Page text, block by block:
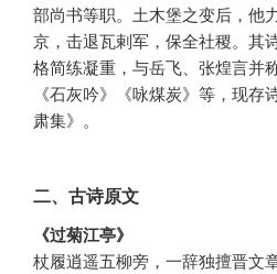
部尚书等职。土木堡之变后，他
京，击退瓦剌军，保全社稷。其
格简练凝重，与岳飞、张煌言并
《石灰吟》《咏煤炭》等，现存
肃集》。
二、古诗原文
《过菊江亭》
杖履逍遥五柳旁，一辞独擅晋文章